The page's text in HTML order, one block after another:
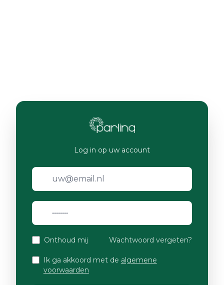
Log in op uw account
Onthoud mij Wachtwoord vergeten?
Ik ga akkoord met de algemene
voorwaarden